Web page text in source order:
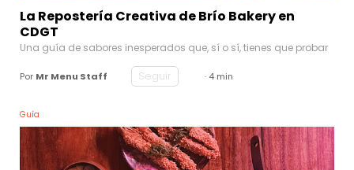
La Repostería Creativa de Brío Bakery en
CDGT
Una guía de sabores inesperados que, sí o sí, tienes que probar
Por Mr Menu Staff Seguir · 4 min
Guía